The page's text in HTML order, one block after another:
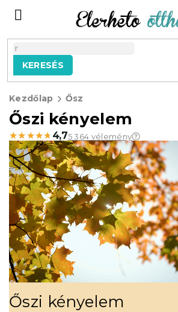
tartalomhoz
KERESÉS
Kezdőlap Ősz
Őszi kényelem
★★★★★
★★★★★ 4,75 364 vélemény
Őszi kényelem